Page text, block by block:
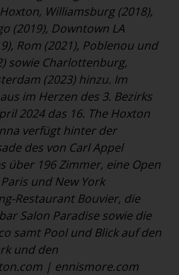
Williamsburg (2018),
(2019), Downtown LA
Rom (2021), Poblenou und
sowie Charlottenburg,
(2023) hinzu. Im
im Herzen des 3. Bezirks
2024 das 16. The Hoxton
verfügt hinter der
des von Carl Appel
über 196 Zimmer, eine Open
und New York
Restaurant Bouvier, die
Salon Paradise sowie die
samt Pool und Blick auf den
und den
| ennismore.com